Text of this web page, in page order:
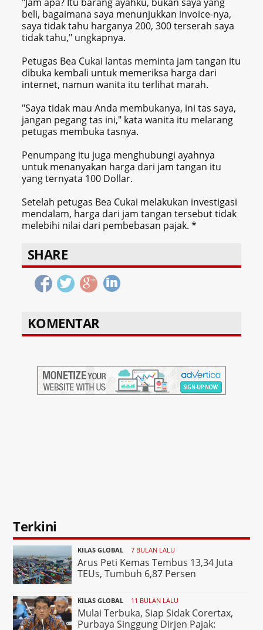
beli, bagaimana saya menunjukkan invoice-nya,
saya tidak tahu harganya 200, 300 terserah saya
tidak tahu," ungkapnya.
Petugas Bea Cukai lantas meminta jam tangan itu
dibuka kembali untuk memeriksa harga dari
internet, namun wanita itu terlihat marah.
"Saya tidak mau Anda membukanya, ini tas saya,
jangan pegang tas ini," kata wanita itu melarang
petugas membuka tasnya.
Penumpang itu juga menghubungi ayahnya
untuk menanyakan harga dari jam tangan itu
yang ternyata 100 Dollar.
Setelah petugas Bea Cukai melakukan investigasi
mendalam, harga dari jam tangan tersebut tidak
melebihi nilai dari pembebasan pajak. *
SHARE
KOMENTAR
Terkini
KILAS GLOBAL 7 BULAN LALU
Arus Peti Kemas Tembus 13,34 Juta
TEUs, Tumbuh 6,87 Persen
KILAS GLOBAL 11 BULAN LALU
Mulai Terbuka, Siap Sidak Corertax,
Purbaya Singgung Dirjen Pajak: